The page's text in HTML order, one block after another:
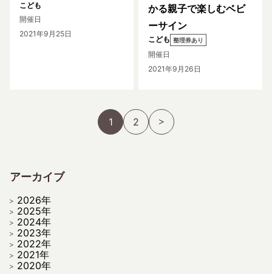
こども
開催日
2021年9月25日
かる親子で楽しむベビ
ーサイン
こども 整理券あり
開催日
2021年9月26日
1 2
アーカイブ
2026年
2025年
2024年
2023年
2022年
2021年
2020年